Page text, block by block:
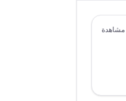
مشاهدة